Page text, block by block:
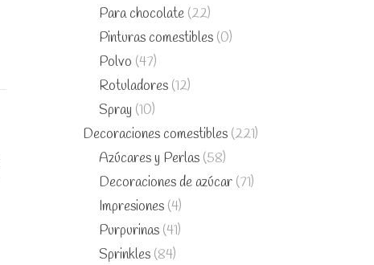
Para chocolate (22)
Pinturas comestibles (0)
Polvo (47)
Rotuladores (12)
Spray (10)
Decoraciones comestibles (221)
Azúcares y Perlas (58)
Decoraciones de azúcar (71)
Impresiones (4)
Purpurinas (41)
Sprinkles (84)